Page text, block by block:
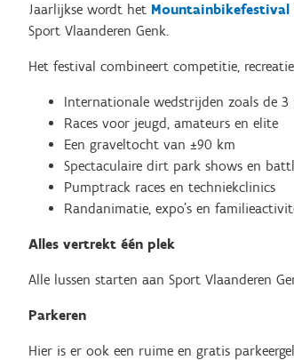
Jaarlijkse wordt het Mountainbikefestival
Sport Vlaanderen Genk.
Het festival combineert competitie,
Internationale wedstrijden zoals de 3
Races voor jeugd, amateurs en elite
Een graveltocht van ±90 km
Spectaculaire dirt park shows en
Pumptrack races en techniekclinics
Randanimatie, expo’s en
Alles vertrekt één plek
Alle lussen starten aan Sport Vlaanderen
Parkeren
Hier is er ook een ruime en gratis